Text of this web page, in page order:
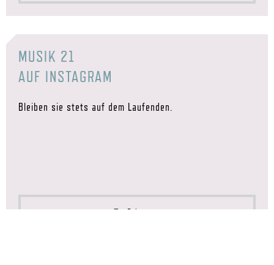
MUSIK 21
AUF INSTAGRAM
Bleiben sie stets auf dem Laufenden.
Folge uns